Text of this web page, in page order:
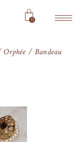
0
Orphée
Bandeau